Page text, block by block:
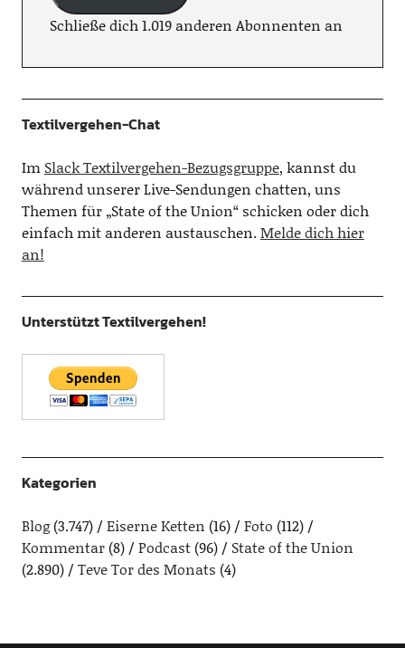
Schließe dich 1.019 anderen Abonnenten an
Textilvergehen-Chat
Im Slack Textilvergehen-Bezugsgruppe, kannst du
während unserer Live-Sendungen chatten, uns
Themen für „State of the Union“ schicken oder dich
einfach mit anderen austauschen.Melde dich hier
an!
Unterstützt Textilvergehen!
Kategorien
Blog(3.747) Eiserne Ketten (16) Foto (112)
Kommentar(8) Podcast(96)
State of the Union
(2.890)
Teve Tor des Monats (4)